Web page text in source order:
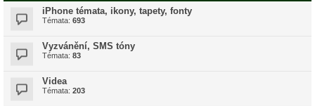
iPhone témata, ikony, tapety, fonty
Témata: 693
Vyzvánění, SMS tóny
Témata: 83
Videa
Témata: 203